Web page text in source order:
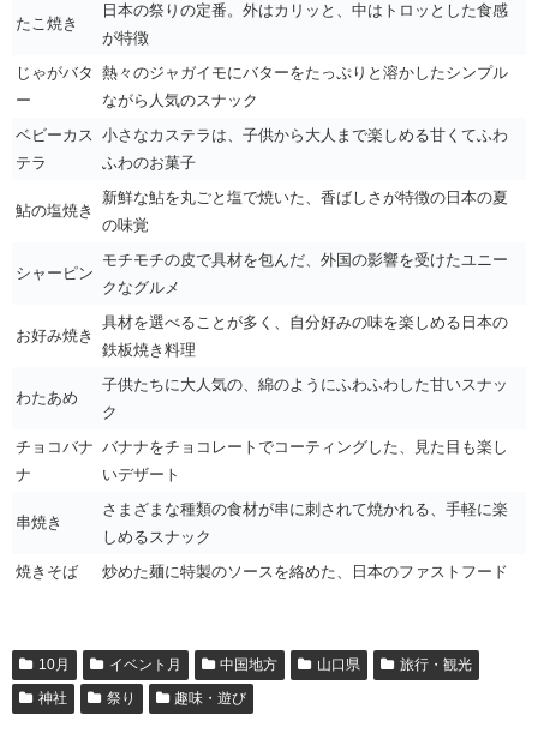
たこ焼き
日本の祭りの定番。外はカリッと、中はトロッとした食感
が特徴
じゃがバタ
ー
熱々のジャガイモにバターをたっぷりと溶かしたシンプル
ながら人気のスナック
ベビーカス
テラ
小さなカステラは、子供から大人まで楽しめる甘くてふわ
ふわのお菓子
鮎の塩焼き
新鮮な鮎を丸ごと塩で焼いた、香ばしさが特徴の日本の夏
の味覚
シャーピン
モチモチの皮で具材を包んだ、外国の影響を受けたユニー
クなグルメ
お好み焼き
具材を選べることが多く、自分好みの味を楽しめる日本の
鉄板焼き料理
わたあめ
子供たちに大人気の、綿のようにふわふわした甘いスナッ
ク
チョコバナ
ナ
バナナをチョコレートでコーティングした、見た目も楽し
いデザート
串焼き
さまざまな種類の食材が串に刺されて焼かれる、手軽に楽
しめるスナック
焼きそば
炒めた麺に特製のソースを絡めた、日本のファストフード
10月 イベント月 中国地方 山口県
旅行・観光
神社
祭り 趣味・遊び